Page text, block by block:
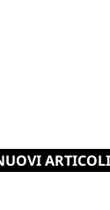
ARTICOLI